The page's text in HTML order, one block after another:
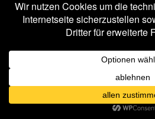
Datenschutzerklärung Stolz